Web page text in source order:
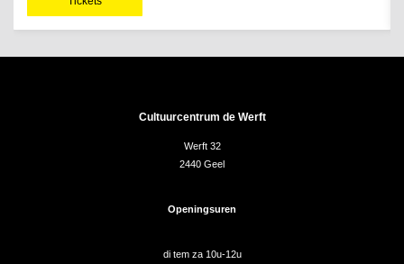
Cultuurcentrum de Werft
Werft 32
2440 Geel
Openingsuren
di tem za 10u-12u